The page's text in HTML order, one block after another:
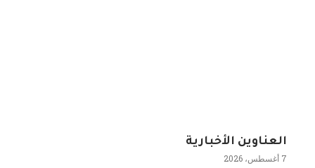
العناوين الأخبارية
7 أغسطس، 2026